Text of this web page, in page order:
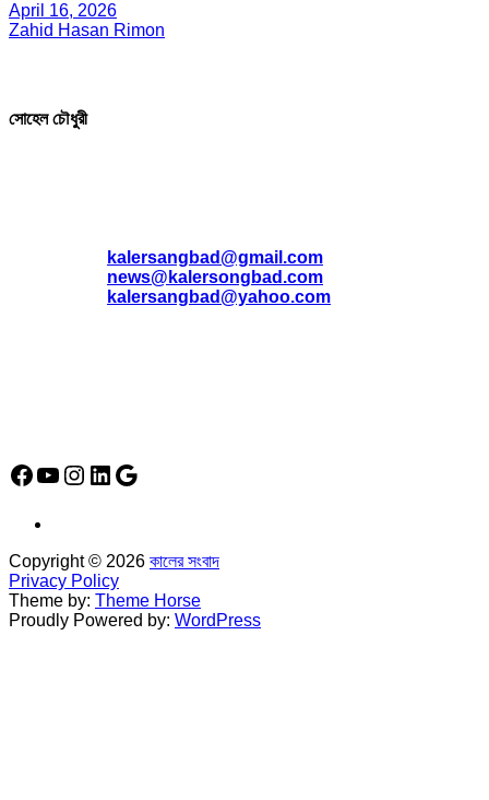
April 16, 2026
Zahid Hasan Rimon
সোহেল চৌধুরী
kalersangbad@gmail.com
news@kalersongbad.com
kalersangbad@yahoo.com
Facebook
YouTube
Instagram
LinkedIn
Google
Copyright © 2026 কালের সংবাদ
Privacy Policy
Theme by: Theme Horse
Proudly Powered by: WordPress